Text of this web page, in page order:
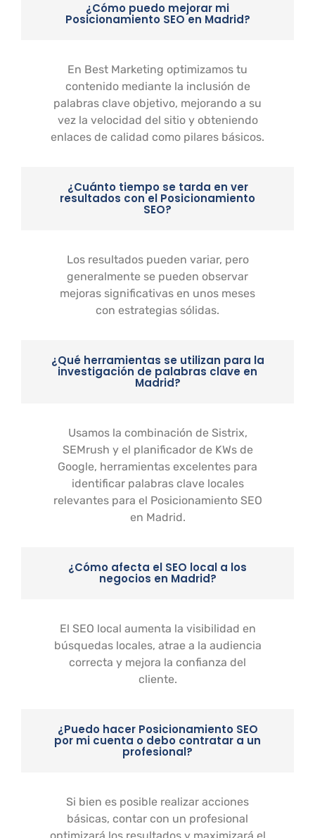
¿Cómo puedo mejorar mi
Posicionamiento SEO en Madrid?
En Best Marketing optimizamos tu
contenido mediante la inclusión de
palabras clave objetivo, mejorando a su
vez la velocidad del sitio y obteniendo
enlaces de calidad como pilares básicos.
¿Cuánto tiempo se tarda en ver
resultados con el Posicionamiento
SEO?
Los resultados pueden variar, pero
generalmente se pueden observar
mejoras significativas en unos meses
con estrategias sólidas.
¿Qué herramientas se utilizan para la
investigación de palabras clave en
Madrid?
Usamos la combinación de Sistrix,
SEMrush y el planificador de KWs de
Google, herramientas excelentes para
identificar palabras clave locales
relevantes para el Posicionamiento SEO
en Madrid.
¿Cómo afecta el SEO local a los
negocios en Madrid?
El SEO local aumenta la visibilidad en
búsquedas locales, atrae a la audiencia
correcta y mejora la confianza del
cliente.
¿Puedo hacer Posicionamiento SEO
por mi cuenta o debo contratar a un
profesional?
Si bien es posible realizar acciones
básicas, contar con un profesional